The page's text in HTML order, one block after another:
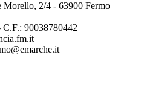
Morello, 2/4 - 63900 Fermo
90038780442